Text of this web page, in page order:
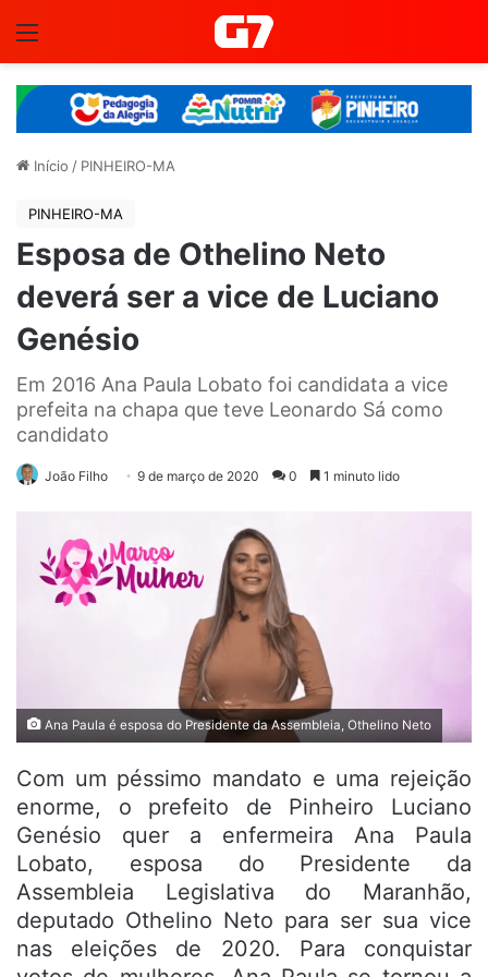
Início / PINHEIRO-MA
PINHEIRO-MA
Esposa de Othelino Neto
deverá ser a vice de Luciano
Genésio
Em 2016 Ana Paula Lobato foi candidata a vice
prefeita na chapa que teve Leonardo Sá como
candidato
João Filho 9 de março de 2020 0 1 minuto lido
Ana Paula é esposa do Presidente da Assembleia, Othelino Neto
Com um péssimo mandato e uma rejeição
enorme, o prefeito de Pinheiro Luciano
Genésio quer a enfermeira Ana Paula
Lobato, esposa do Presidente da
Assembleia Legislativa do Maranhão,
deputado Othelino Neto para ser sua vice
nas eleições de 2020. Para conquistar